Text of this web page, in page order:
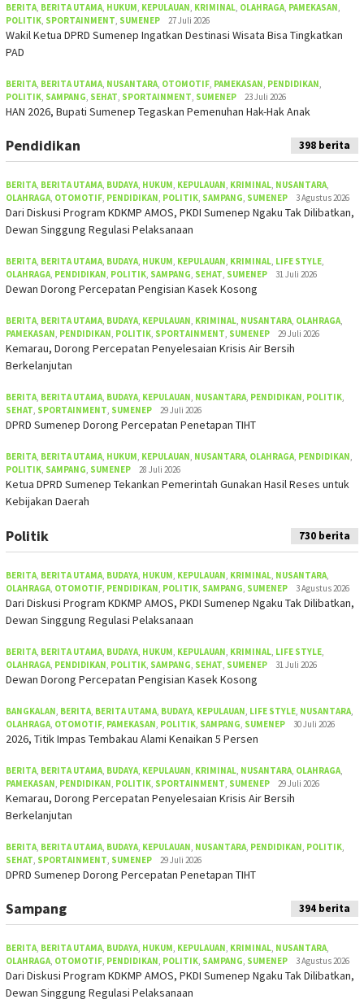
BERITA BERITA UTAMA HUKUM KEPULAUAN KRIMINAL OLAHRAGA PAMEKASAN
POLITIK SPORTAINMENT SUMENEP 27 Juli 2026
Wakil Ketua DPRD Sumenep Ingatkan Destinasi Wisata Bisa Tingkatkan
PAD
BERITA BERITA UTAMA NUSANTARA OTOMOTIF PAMEKASAN PENDIDIKAN
POLITIK SAMPANG SEHAT SPORTAINMENT SUMENEP 23 Juli 2026
HAN 2026, Bupati Sumenep Tegaskan Pemenuhan Hak-Hak Anak
Pendidikan 398 berita
BERITA, BERITA UTAMA, BUDAYA, HUKUM, KEPULAUAN, KRIMINAL, NUSANTARA,
OLAHRAGA, OTOMOTIF, PENDIDIKAN, POLITIK, SAMPANG, SUMENEP 3 Agustus 2026
Dari Diskusi Program KDKMP AMOS, PKDI Sumenep Ngaku Tak Dilibatkan,
Dewan Singgung Regulasi Pelaksanaan
BERITA, BERITA UTAMA, BUDAYA, HUKUM, KEPULAUAN, KRIMINAL, LIFE STYLE,
OLAHRAGA, PENDIDIKAN, POLITIK, SAMPANG, SEHAT, SUMENEP 31 Juli 2026
Dewan Dorong Percepatan Pengisian Kasek Kosong
BERITA, BERITA UTAMA, BUDAYA, KEPULAUAN, KRIMINAL, NUSANTARA, OLAHRAGA,
PAMEKASAN, PENDIDIKAN, POLITIK, SPORTAINMENT, SUMENEP 29 Juli 2026
Kemarau, Dorong Percepatan Penyelesaian Krisis Air Bersih
Berkelanjutan
BERITA, BERITA UTAMA, BUDAYA, KEPULAUAN, NUSANTARA, PENDIDIKAN, POLITIK,
SEHAT, SPORTAINMENT, SUMENEP 29 Juli 2026
DPRD Sumenep Dorong Percepatan Penetapan TIHT
BERITA, BERITA UTAMA, HUKUM, KEPULAUAN, NUSANTARA, OLAHRAGA, PENDIDIKAN,
POLITIK, SAMPANG, SUMENEP 28 Juli 2026
Ketua DPRD Sumenep Tekankan Pemerintah Gunakan Hasil Reses untuk
Kebijakan Daerah
Politik 730 berita
BERITA BERITA UTAMA BUDAYA HUKUM KEPULAUAN KRIMINAL NUSANTARA
OLAHRAGA OTOMOTIF PENDIDIKAN POLITIK SAMPANG SUMENEP 3 Agustus 2026
Dari Diskusi Program KDKMP AMOS, PKDI Sumenep Ngaku Tak Dilibatkan,
Dewan Singgung Regulasi Pelaksanaan
BERITA BERITA UTAMA BUDAYA HUKUM KEPULAUAN KRIMINAL LIFE STYLE
OLAHRAGA PENDIDIKAN POLITIK SAMPANG SEHAT SUMENEP 31 Juli 2026
Dewan Dorong Percepatan Pengisian Kasek Kosong
BANGKALAN BERITA BERITA UTAMA BUDAYA KEPULAUAN LIFE STYLE NUSANTARA
OLAHRAGA OTOMOTIF PAMEKASAN POLITIK SAMPANG SUMENEP 30 Juli 2026
2026, Titik Impas Tembakau Alami Kenaikan 5 Persen
BERITA BERITA UTAMA BUDAYA KEPULAUAN KRIMINAL NUSANTARA OLAHRAGA
PAMEKASAN PENDIDIKAN POLITIK SPORTAINMENT SUMENEP 29 Juli 2026
Kemarau, Dorong Percepatan Penyelesaian Krisis Air Bersih
Berkelanjutan
BERITA BERITA UTAMA BUDAYA KEPULAUAN NUSANTARA PENDIDIKAN POLITIK
SEHAT SPORTAINMENT SUMENEP 29 Juli 2026
DPRD Sumenep Dorong Percepatan Penetapan TIHT
Sampang 394 berita
BERITA, BERITA UTAMA, BUDAYA, HUKUM, KEPULAUAN, KRIMINAL, NUSANTARA,
OLAHRAGA, OTOMOTIF, PENDIDIKAN, POLITIK, SAMPANG, SUMENEP 3 Agustus 2026
Dari Diskusi Program KDKMP AMOS, PKDI Sumenep Ngaku Tak Dilibatkan,
Dewan Singgung Regulasi Pelaksanaan